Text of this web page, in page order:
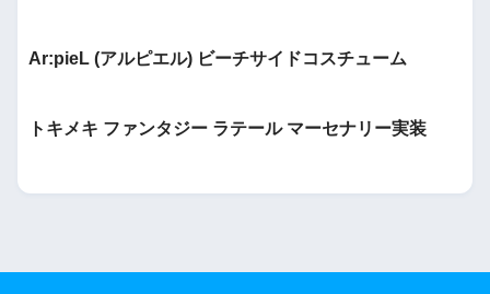
Ar:pieL (アルピエル) ビーチサイドコスチューム
トキメキ ファンタジー ラテール マーセナリー実装